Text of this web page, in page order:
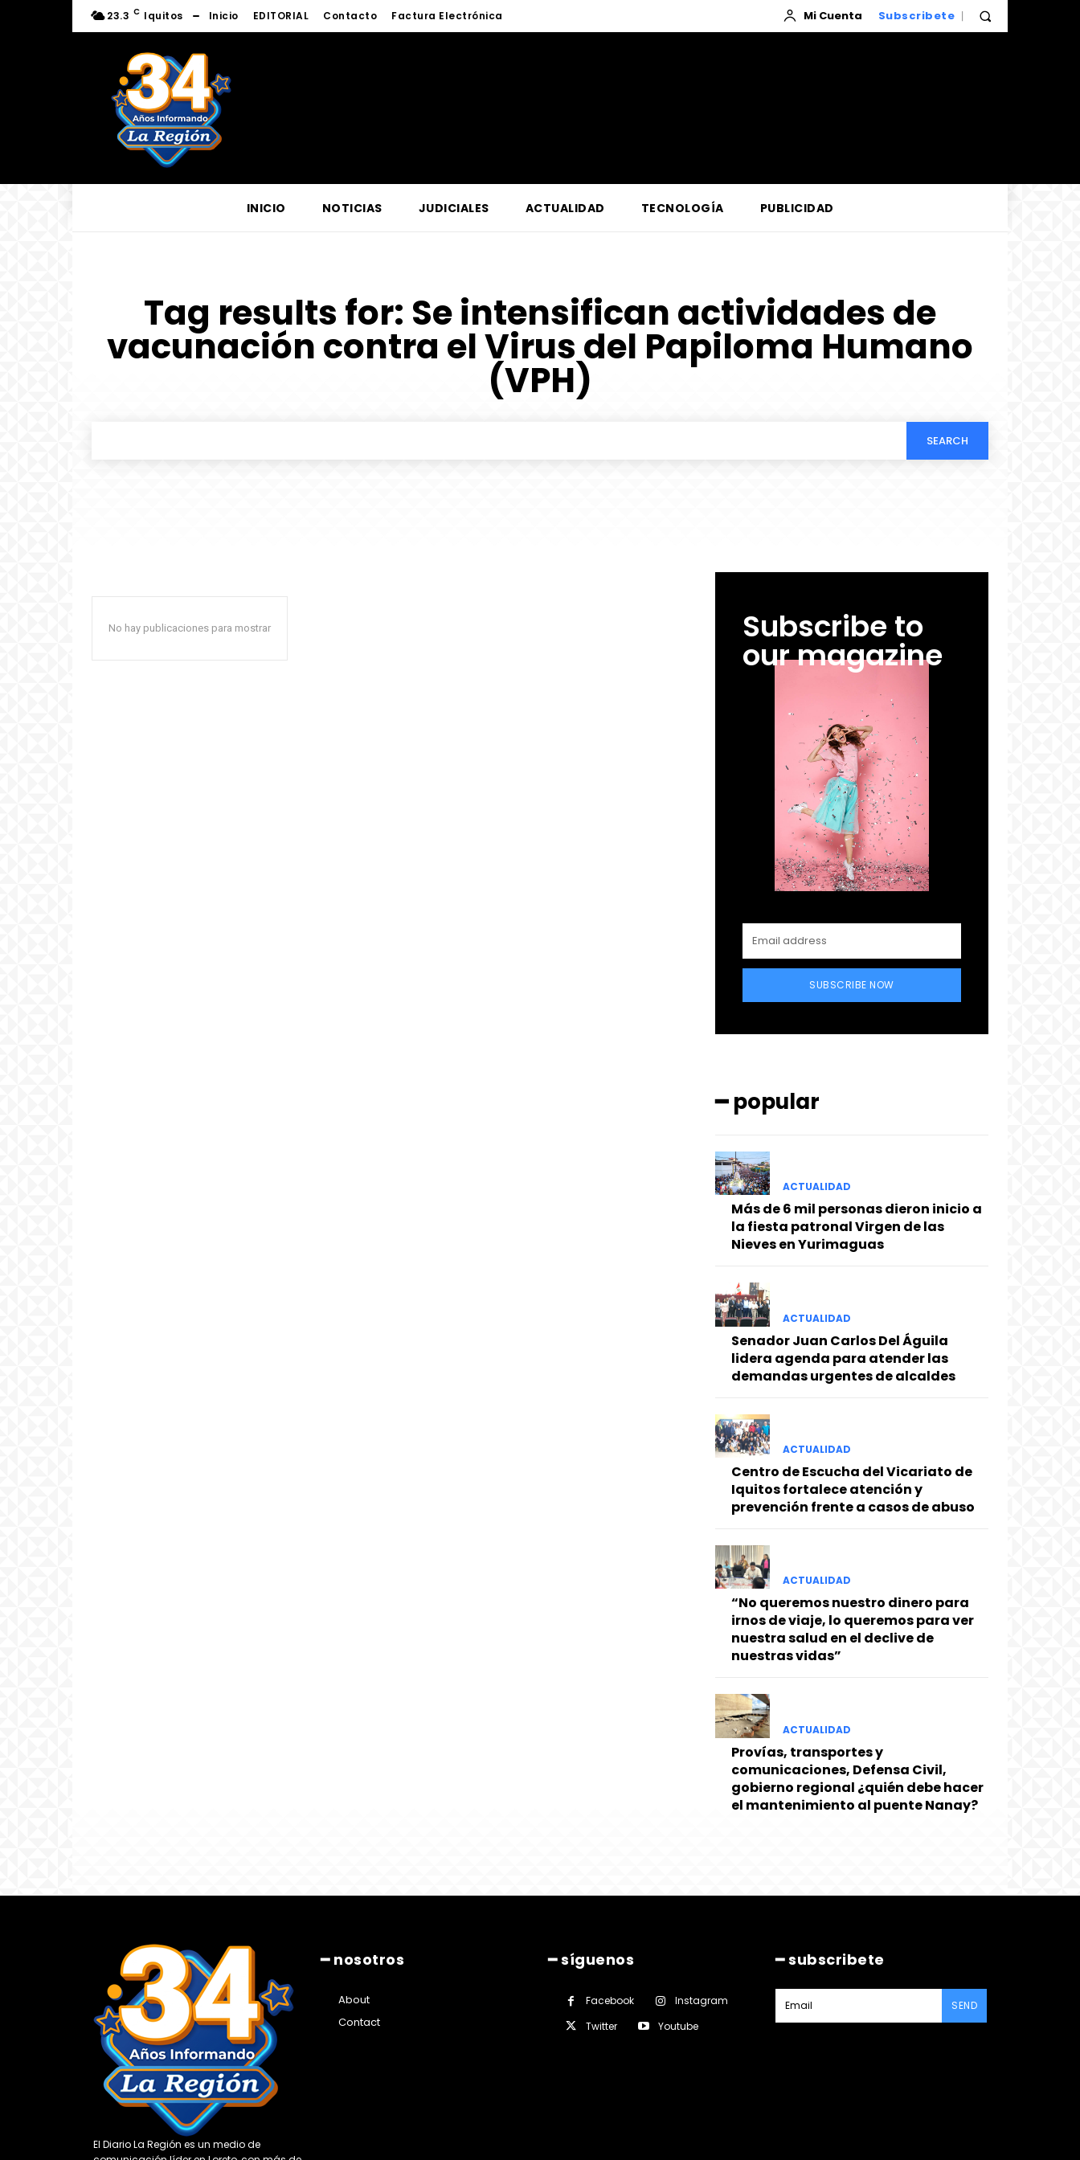
23.3 C Iquitos Inicio EDITORIAL Contacto Factura Electrónica Mi Cuenta Subscribete
INICIO NOTICIAS JUDICIALES ACTUALIDAD TECNOLOGÍA PUBLICIDAD
Tag results for: Se intensifican actividades de
vacunación contra el Virus del Papiloma Humano
(VPH)
SEARCH
No hay publicaciones para mostrar Subscribe to
our magazine
SUBSCRIBE NOW
━ popular
ACTUALIDAD
Más de 6 mil personas dieron inicio a
la fiesta patronal Virgen de las
Nieves en Yurimaguas
ACTUALIDAD
Senador Juan Carlos Del Águila
lidera agenda para atender las
demandas urgentes de alcaldes
ACTUALIDAD
Centro de Escucha del Vicariato de
Iquitos fortalece atención y
prevención frente a casos de abuso
ACTUALIDAD
“No queremos nuestro dinero para
irnos de viaje, lo queremos para ver
nuestra salud en el declive de
nuestras vidas”
ACTUALIDAD
Provías, transportes y
comunicaciones, Defensa Civil,
gobierno regional ¿quién debe hacer
el mantenimiento al puente Nanay?
El Diario La Región es un medio de
━ nosotros
About
Contact
━ síguenos
Facebook
Instagram
Twitter
Youtube
━ subscribete
SEND